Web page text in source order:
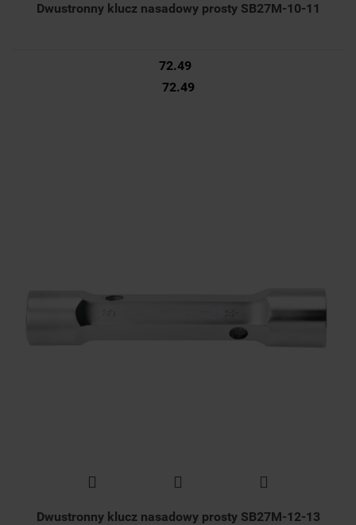
Dwustronny klucz nasadowy prosty SB27M-10-11
72.49
72.49
Dwustronny klucz nasadowy prosty SB27M-12-13